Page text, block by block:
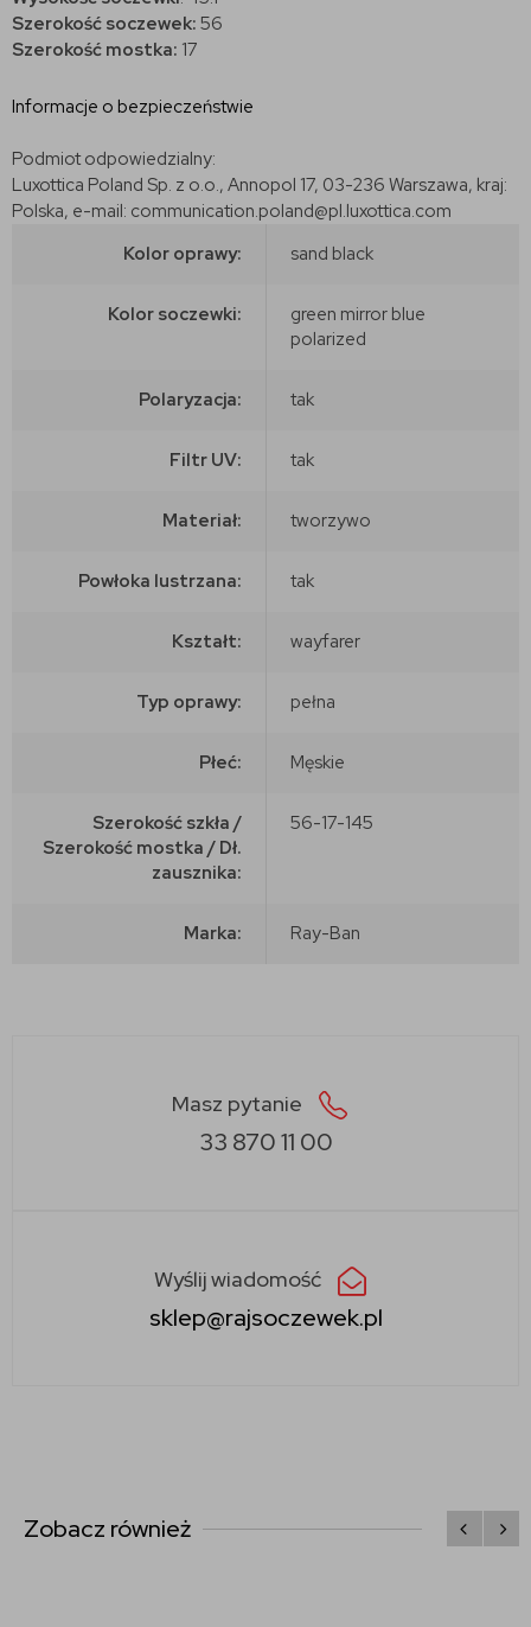
Szerokość soczewek: 56
Szerokość mostka: 17
Informacje o bezpieczeństwie
Podmiot odpowiedzialny:
Luxottica Poland Sp. z o.o., Annopol 17, 03-236 Warszawa, kraj:
Polska, e-mail: communication.poland@pl.luxottica.com
Kolor oprawy:
sand black
Kolor soczewki:
green mirror blue
polarized
Polaryzacja: tak
Filtr UV: tak
Materiał: tworzywo
Powłoka lustrzana: tak
Kształt: wayfarer
Typ oprawy: pełna
Płeć: Męskie
Szerokość szkła /
Szerokość mostka / Dł.
zausznika:
56-17-145
Marka: Ray-Ban
Masz pytanie
33 870 11 00
Wyślij wiadomość
sklep@rajsoczewek.pl
Zobacz również